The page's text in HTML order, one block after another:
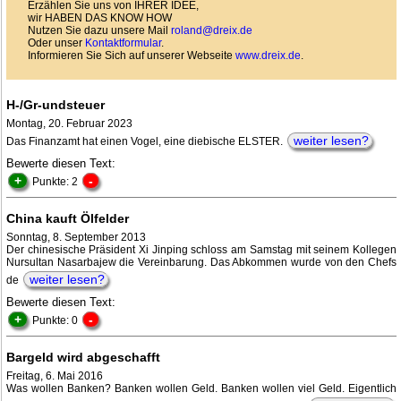
Erzählen Sie uns von IHRER IDEE,
wir HABEN DAS KNOW HOW
Nutzen Sie dazu unsere Mail roland@dreix.de
Oder unser Kontaktformular.
Informieren Sie Sich auf unserer Webseite www.dreix.de.
H-/Gr-undsteuer
Montag, 20. Februar 2023
Das Finanzamt hat einen Vogel, eine diebische ELSTER.
weiter lesen?
Bewerte diesen Text:
+ Punkte: 2 -
China kauft Ölfelder
Sonntag, 8. September 2013
Der chinesische Präsident Xi Jinping schloss am Samstag mit seinem Kollegen
Nursultan Nasarbajew die Vereinbarung. Das Abkommen wurde von den Chefs
de
weiter lesen?
Bewerte diesen Text:
+ Punkte: 0 -
Bargeld wird abgeschafft
Freitag, 6. Mai 2016
Was wollen Banken? Banken wollen Geld. Banken wollen viel Geld. Eigentlich